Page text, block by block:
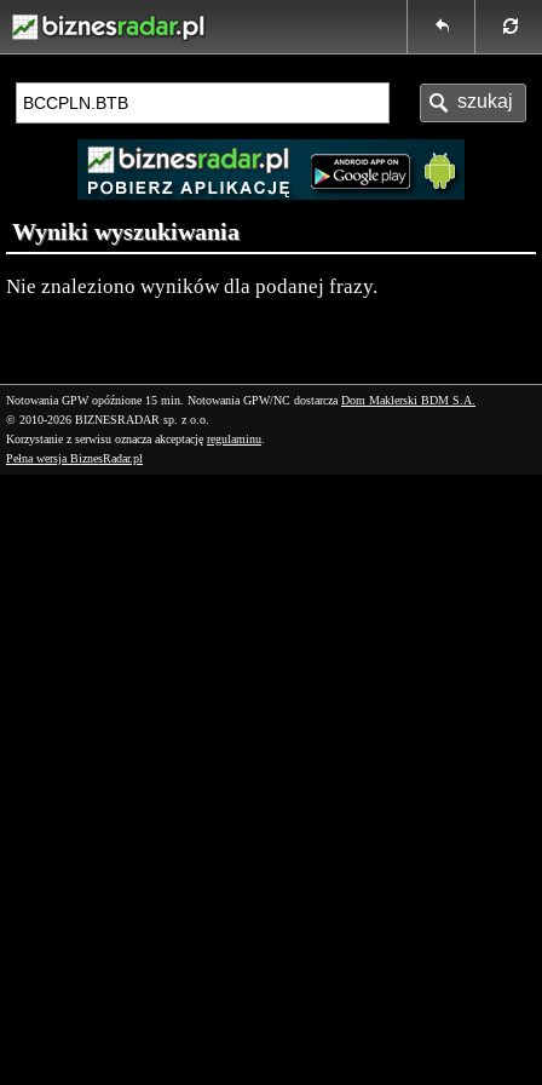
Wyniki wyszukiwania
Nie znaleziono wyników dla podanej frazy.
Notowania GPW opóźnione 15 min. Notowania GPW/NC dostarcza Dom Maklerski BDM S.A.
© 2010-2026 BIZNESRADAR sp. z o.o.
Korzystanie z serwisu oznacza akceptację regulaminu
Pełna wersja BiznesRadar.pl